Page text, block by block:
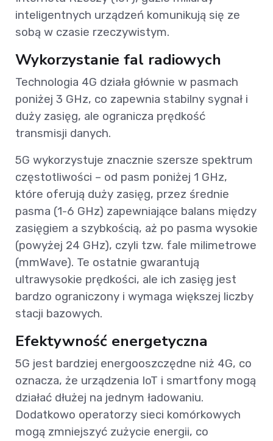
inteligentnych urządzeń komunikują się ze
sobą w czasie rzeczywistym.
Wykorzystanie fal radiowych
Technologia 4G działa głównie w pasmach
poniżej 3 GHz, co zapewnia stabilny sygnał i
duży zasięg, ale ogranicza prędkość
transmisji danych.
5G wykorzystuje znacznie szersze spektrum
częstotliwości – od pasm poniżej 1 GHz,
które oferują duży zasięg, przez średnie
pasma (1-6 GHz) zapewniające balans między
zasięgiem a szybkością, aż po pasma wysokie
(powyżej 24 GHz), czyli tzw. fale milimetrowe
(mmWave). Te ostatnie gwarantują
ultrawysokie prędkości, ale ich zasięg jest
bardzo ograniczony i wymaga większej liczby
stacji bazowych.
Efektywność energetyczna
5G jest bardziej energooszczędne niż 4G, co
oznacza, że urządzenia IoT i smartfony mogą
działać dłużej na jednym ładowaniu.
Dodatkowo operatorzy sieci komórkowych
mogą zmniejszyć zużycie energii, co